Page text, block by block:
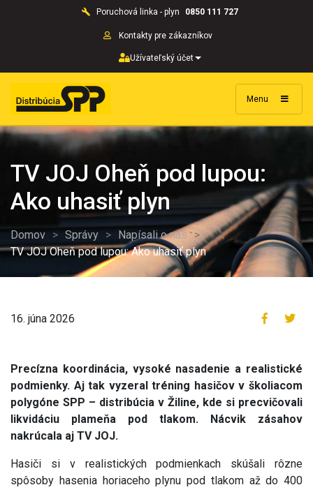
Poruchová linka - plyn 0850 111 727
Kontakty pre zákazníkov
Užívateľský účet
Menu
TV JOJ Oheň pod lupou:
Ako uhasiť plyn
Domov > Správy > Napísali o nás
>
TV JOJ Oheň pod lupou: Ako uhasiť plyn
16. júna 2026
Precízna koordinácia, vysoké nasadenie a realistické
podmienky. Aj tak vyzeral tréning hasičov v školiacom
polygóne SPP – distribúcia v Žiline, kde si precvičovali
likvidáciu plameňa pod tlakom. Nácvik zásahov
nakrúcala aj TV JOJ.
Hasiči si v realistických podmienkach skúšali rôzne
spôsoby hasenia horiaceho plynu pod tlakom až do 400